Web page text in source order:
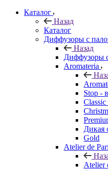
Каталог
Назад
Каталог
Диффузоры с
Назад
Диффузоры
Aromateria
Stop -
Сlassic
Дикая
Gold
Atelier de
Atelier